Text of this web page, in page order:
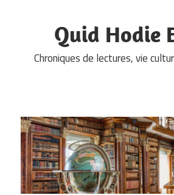
Quid Hodie
Chroniques de lectures, vie